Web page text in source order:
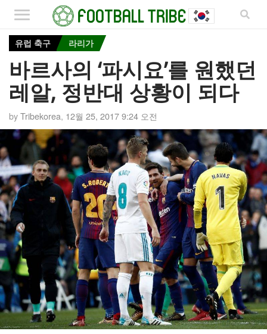
유럽 축구 라리가
바르사의 ‘파시요’를 원했던
레알, 정반대 상황이 되다
byTribekorea, 12월 25, 2017 9:24 오전